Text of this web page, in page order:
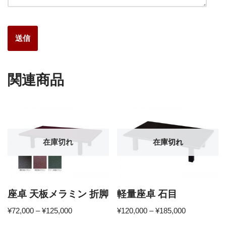
関連商品
在庫切れ
座卓 天板メラミン 折脚
¥72,000 –¥125,000
在庫切れ
軽量座卓 石目
¥120,000 –¥185,000